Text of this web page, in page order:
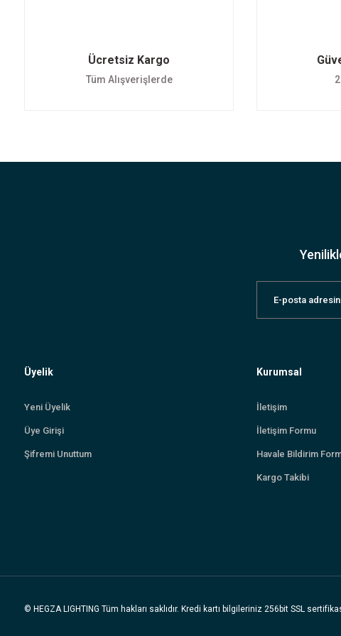
Ücretsiz Kargo
Tüm Alışverişlerde
Üyelik
Yeni Üyelik
Üye Girişi
Şifremi Unuttum
Kurumsal
İletişim
İletişim Formu
Havale Bildirim
Kargo Takibi
© HEGZA LIGHTING Tüm hakları saklıdır. Kredi kartı bilgileriniz 256bit SSL